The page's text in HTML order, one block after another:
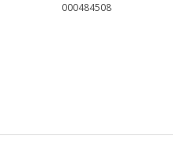
000484508